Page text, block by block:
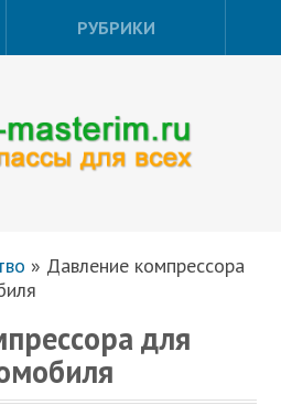
РУБРИКИ
» Давление компрессора
для